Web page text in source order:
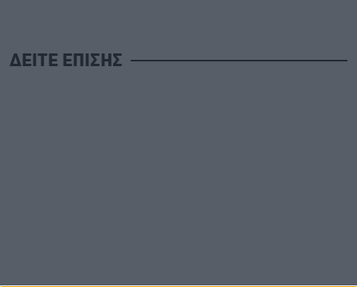
ΔΕΙΤΕ ΕΠΙΣΗΣ